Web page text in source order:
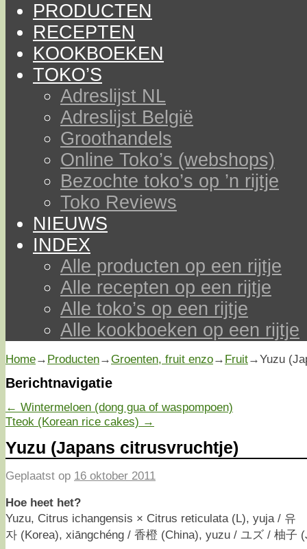
PRODUCTEN
RECEPTEN
KOOKBOEKEN
TOKO’S
Adreslijst NL
Adreslijst België
Groothandels
Online Toko’s (webshops)
Bezochte toko’s op ’n rijtje
Toko Reviews
NIEUWS
INDEX
Alle producten op een rijtje
Alle recepten op een rijtje
Alle toko’s op een rijtje
Alle kookboeken op een rijtje
Home→ Producten→Groenten, fruit enzo→ Fruit→Yuzu
Berichtnavigatie
← Wintermeloen (dong gua of waspompoen)
Tteok (Korean rice cakes) →
Yuzu (Japans citrusvruchtje)
Geplaatst op 16 oktober 2011
Hoe heet het?
Yuzu, Citrus ichangensis × Citrus reticulata (L), yuja / 유
자 (Korea), xiāngchéng / 香橙 (China), yuzu / ユズ / 柚子